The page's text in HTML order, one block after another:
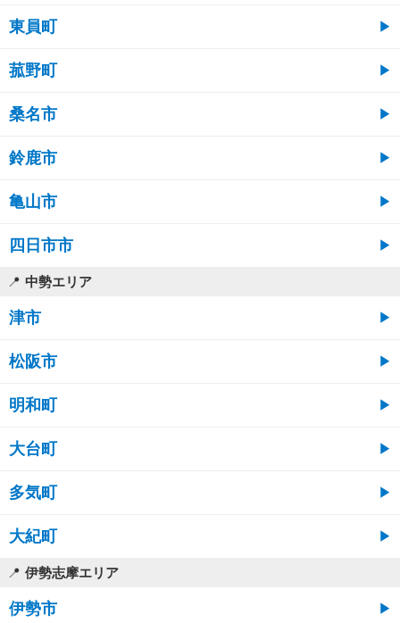
東員町
菰野町
桑名市
鈴鹿市
亀山市
四日市市
中勢エリア
津市
松阪市
明和町
大台町
多気町
大紀町
伊勢志摩エリア
伊勢市